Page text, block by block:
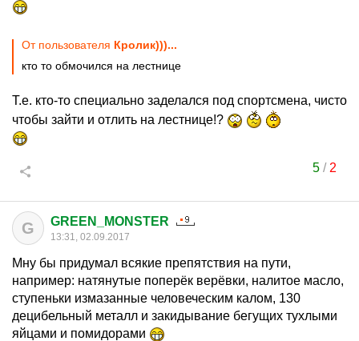
От пользователя Кролик)))...
кто то обмочился на лестнице
Т.е. кто-то специально заделался под спортсмена, чисто
чтобы зайти и отлить на лестнице!?
5/ 2
G GREEN_MONSTER
13:31, 02.09.2017
Мну бы придумал всякие препятствия на пути,
например: натянутые поперёк верёвки, налитое масло,
ступеньки измазанные человеческим калом, 130
децибельный металл и закидывание бегущих тухлыми
яйцами и помидорами